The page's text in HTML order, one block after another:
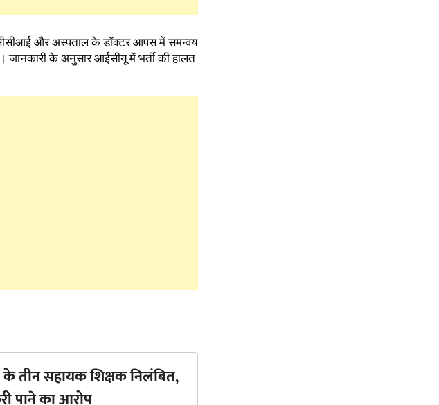
और अस्पताल के डॉक्टर आपस में समन्वय
के अनुसार आईसीयू में भर्ती की हालत
के तीन सहायक शिक्षक निलंबित,
पाने का आरोप